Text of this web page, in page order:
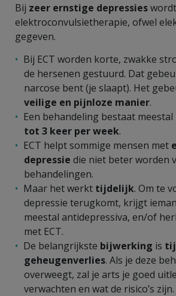
Bij zeer ernstige depressies
elektroconvulsietherapie, ofwel
gegeven.
Bij ECT worden korte, zwakke
de hersenen gestuurd. Dat
narcose bent (je slaapt). Het
veilige en pijnloze manier.
Een behandeling bestaat
tot 3 keer per week.
ECT helpt sommige mensen met
depressie die niet beter worden
behandelingen.
Maar het werkt tijdelijk. Om te
depressie terugkomt, krijgt
meestal antidepressiva, en/of
met ECT.
De belangrijkste bijwerking is
geheugenverlies. Als je deze
overweegt, zal je arts je goed
verwachten en wat de risico’s zijn.